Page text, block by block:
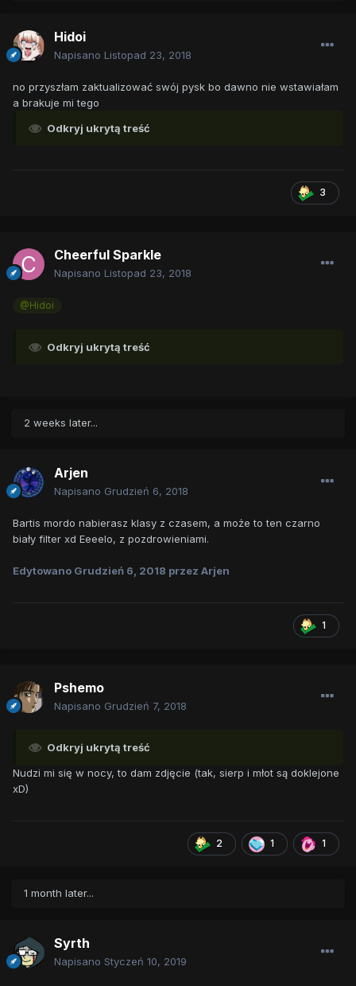
Hidoi
Napisano Listopad 23, 2018
no przyszłam zaktualizować swój pysk bo dawno nie wstawiałam
a brakuje mi tego
Odkryj ukrytą treść
3
Cheerful Sparkle
Napisano Listopad 23, 2018
@Hidoi
Odkryj ukrytą treść
2 weeks later...
Arjen
Napisano Grudzień 6, 2018
Bartis mordo nabierasz klasy z czasem, a może to ten czarno
biały filter xd Eeeelo, z pozdrowieniami.
Edytowano Grudzień 6, 2018 przez Arjen
1
Pshemo
Napisano Grudzień 7, 2018
Odkryj ukrytą treść
Nudzi mi się w nocy, to dam zdjęcie (tak, sierp i młot są doklejone
xD)
2 1 1
1 month later...
Syrth
Napisano Styczeń 10, 2019